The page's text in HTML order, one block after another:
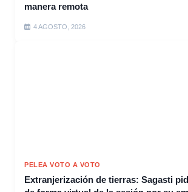
manera remota
4 AGOSTO, 2026
PELEA VOTO A VOTO
Extranjerización de tierras: Sagasti